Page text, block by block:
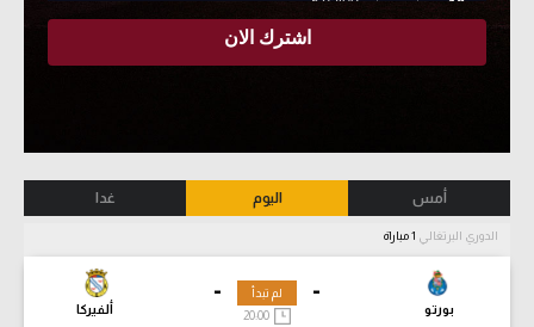
أمس اليوم غدا
الدوري البرتغالي
-
بورتو
-
ألفيركا
لم تبدأ